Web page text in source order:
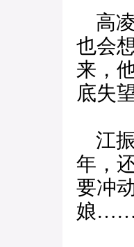
高凌
也会
来，
底失
江振
年，
要冲
娘